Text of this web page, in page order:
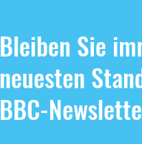
Bleiben Sie
neuesten
BBC-